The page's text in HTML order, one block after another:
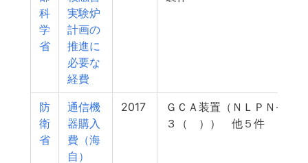
科
学
省
実験炉
計画の
推進に
必要な
経費
防
衛
省
通信機
器購入
費（海
自）
2017
ＧＣＡ装置（ＮＬＰＮ-
３（ ）） 他５件